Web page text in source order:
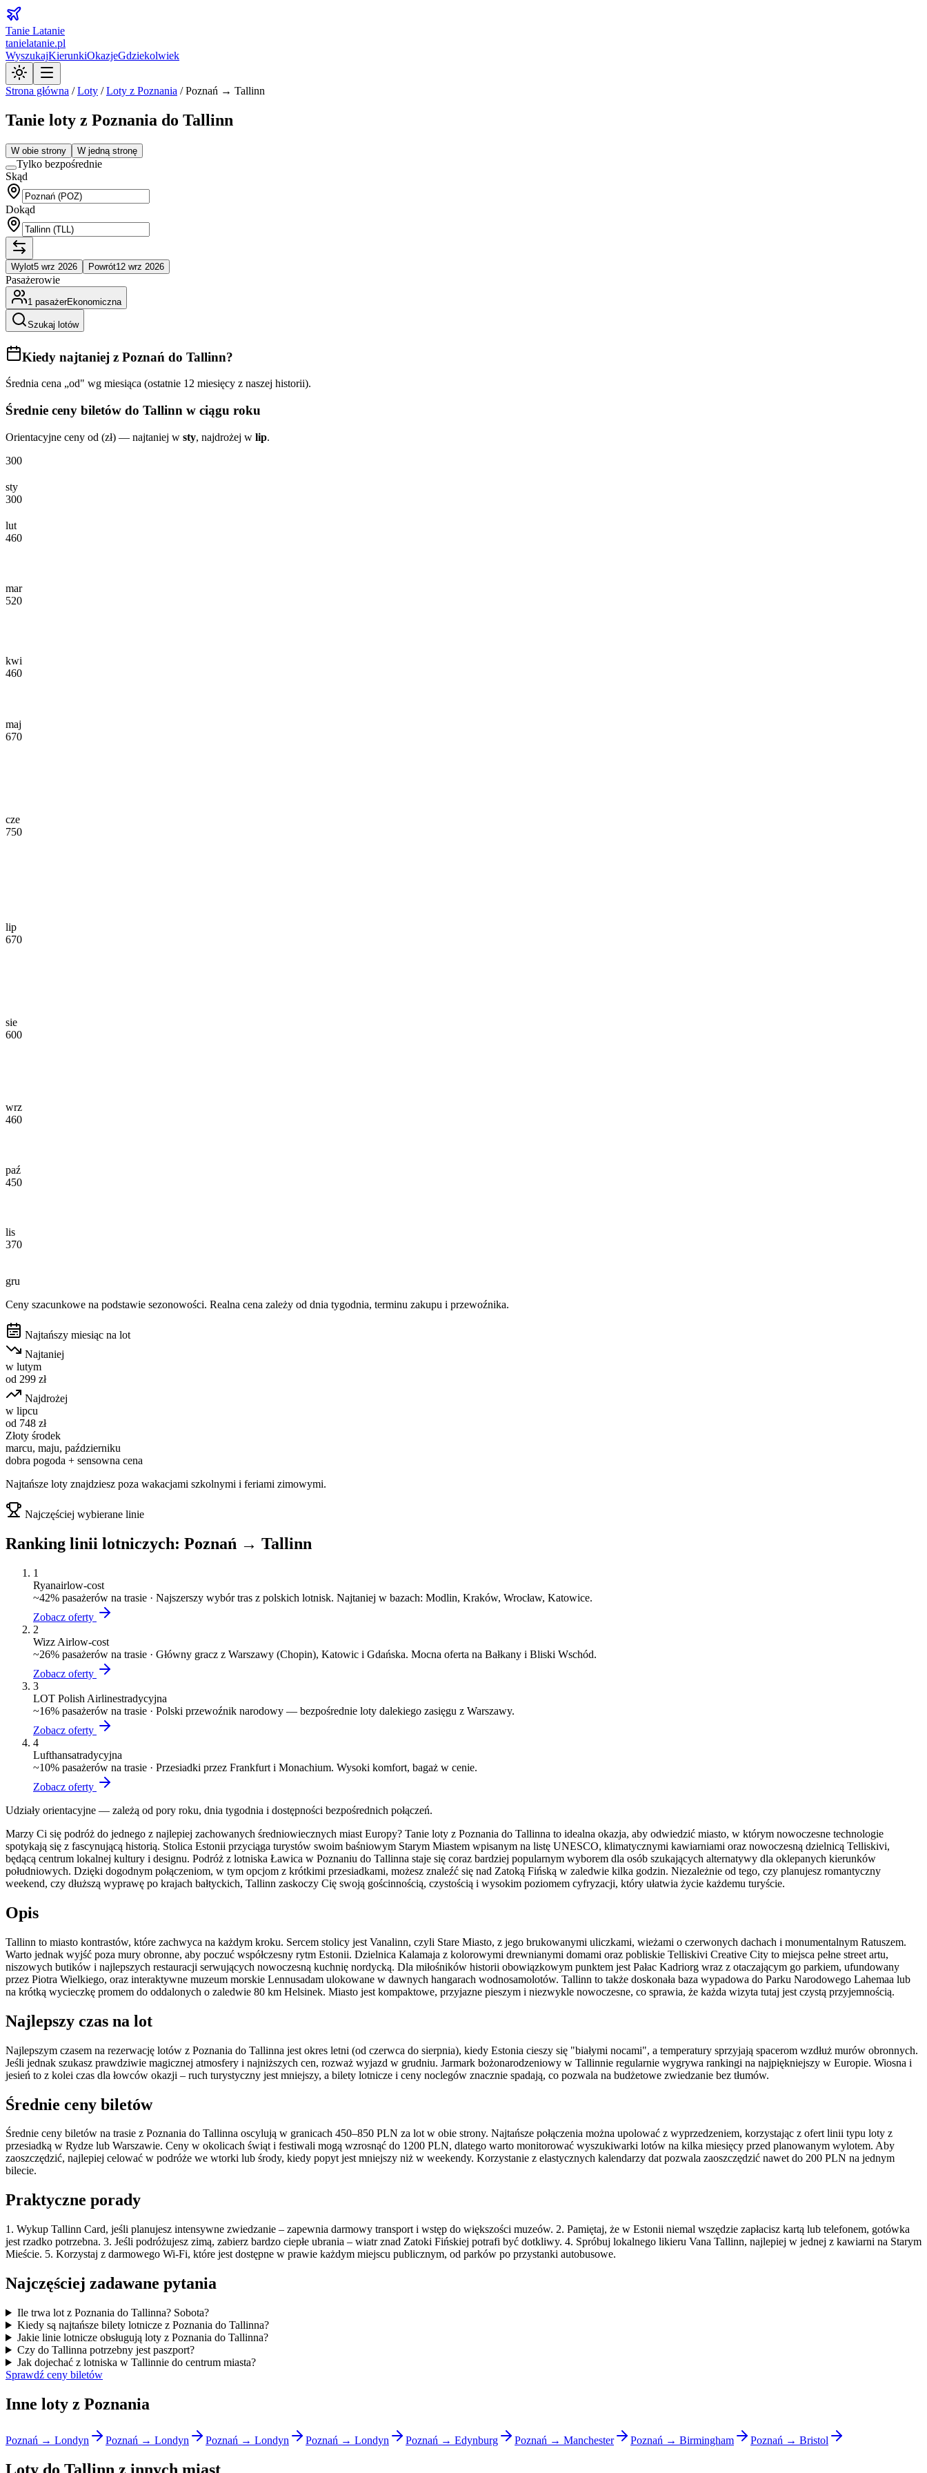
Tanie Latanie
tanielatanie.pl
WyszukajKierunkiOkazjeGdziekolwiek
Strona główna /Loty /Loty z Poznania /Poznań → Tallinn
Tanie loty z Poznania do Tallinn
W obie strony W jedną stronę
Tylko bezpośrednie
Skąd
Dokąd
Wylot5 wrz 2026 Powrót12 wrz 2026
Pasażerowie
1 pasażerEkonomiczna
Szukaj lotów
Kiedy najtaniej z Poznań do Tallinn?
Średnia cena „od" wg miesiąca (ostatnie 12 miesięcy z naszej historii).
Średnie ceny biletów do Tallinn w ciągu roku
Orientacyjne ceny od (zł) — najtaniej w sty, najdrożej w lip.
300
sty
300
lut
460
mar
520
kwi
460
maj
670
cze
750
lip
670
sie
600
wrz
460
paź
450
lis
370
gru
Ceny szacunkowe na podstawie sezonowości. Realna cena zależy od dnia tygodnia, terminu zakupu i przewoźnika.
Najtańszy miesiąc na lot
Najtaniej
w lutym
od 299 zł
Najdrożej
w lipcu
od 748 zł
Złoty środek
marcu, maju, październiku
dobra pogoda + sensowna cena
Najtańsze loty znajdziesz poza wakacjami szkolnymi i feriami zimowymi.
Najczęściej wybierane linie
Ranking linii lotniczych: Poznań → Tallinn
1
Ryanairlow-cost
~42% pasażerów na trasie · Najszerszy wybór tras z polskich lotnisk. Najtaniej w bazach: Modlin, Kraków, Wrocław, Katowice.
Zobacz oferty
2
Wizz Airlow-cost
~26% pasażerów na trasie · Główny gracz z Warszawy (Chopin), Katowic i Gdańska. Mocna oferta na Bałkany i Bliski Wschód.
Zobacz oferty
3
LOT Polish Airlinestradycyjna
~16% pasażerów na trasie · Polski przewoźnik narodowy — bezpośrednie loty dalekiego zasięgu z Warszawy.
Zobacz oferty
4
Lufthansatradycyjna
~10% pasażerów na trasie · Przesiadki przez Frankfurt i Monachium. Wysoki komfort, bagaż w cenie.
Zobacz oferty
Udziały orientacyjne — zależą od pory roku, dnia tygodnia i dostępności bezpośrednich połączeń.
Marzy Ci się podróż do jednego z najlepiej zachowanych średniowiecznych miast Europy? Tanie loty z Poznania do Tallinna to idealna okazja, aby odwiedzić miasto, w którym nowoczesne technologie
spotykają się z fascynującą historią. Stolica Estonii przyciąga turystów swoim baśniowym Starym Miastem wpisanym na listę UNESCO, klimatycznymi kawiarniami oraz nowoczesną dzielnicą Telliskivi,
będącą centrum lokalnej kultury i designu. Podróż z lotniska Ławica w Poznaniu do Tallinna staje się coraz bardziej popularnym wyborem dla osób szukających alternatywy dla oklepanych kierunków
południowych. Dzięki dogodnym połączeniom, w tym opcjom z krótkimi przesiadkami, możesz znaleźć się nad Zatoką Fińską w zaledwie kilka godzin. Niezależnie od tego, czy planujesz romantyczny
weekend, czy dłuższą wyprawę po krajach bałtyckich, Tallinn zaskoczy Cię swoją gościnnością, czystością i wysokim poziomem cyfryzacji, który ułatwia życie każdemu turyście.
Opis
Tallinn to miasto kontrastów, które zachwyca na każdym kroku. Sercem stolicy jest Vanalinn, czyli Stare Miasto, z jego brukowanymi uliczkami, wieżami o czerwonych dachach i monumentalnym Ratuszem.
Warto jednak wyjść poza mury obronne, aby poczuć współczesny rytm Estonii. Dzielnica Kalamaja z kolorowymi drewnianymi domami oraz pobliskie Telliskivi Creative City to miejsca pełne street artu,
niszowych butików i najlepszych restauracji serwujących nowoczesną kuchnię nordycką. Dla miłośników historii obowiązkowym punktem jest Pałac Kadriorg wraz z otaczającym go parkiem, ufundowany
przez Piotra Wielkiego, oraz interaktywne muzeum morskie Lennusadam ulokowane w dawnych hangarach wodnosamolotów. Tallinn to także doskonała baza wypadowa do Parku Narodowego Lahemaa lub
na krótką wycieczkę promem do oddalonych o zaledwie 80 km Helsinek. Miasto jest kompaktowe, przyjazne pieszym i niezwykle nowoczesne, co sprawia, że każda wizyta tutaj jest czystą przyjemnością.
Najlepszy czas na lot
Najlepszym czasem na rezerwację lotów z Poznania do Tallinna jest okres letni (od czerwca do sierpnia), kiedy Estonia cieszy się "białymi nocami", a temperatury sprzyjają spacerom wzdłuż murów obronnych.
Jeśli jednak szukasz prawdziwie magicznej atmosfery i najniższych cen, rozważ wyjazd w grudniu. Jarmark bożonarodzeniowy w Tallinnie regularnie wygrywa rankingi na najpiękniejszy w Europie. Wiosna i
jesień to z kolei czas dla łowców okazji – ruch turystyczny jest mniejszy, a bilety lotnicze i ceny noclegów znacznie spadają, co pozwala na budżetowe zwiedzanie bez tłumów.
Średnie ceny biletów
Średnie ceny biletów na trasie z Poznania do Tallinna oscylują w granicach 450–850 PLN za lot w obie strony. Najtańsze połączenia można upolować z wyprzedzeniem, korzystając z ofert linii typu loty z
przesiadką w Rydze lub Warszawie. Ceny w okolicach świąt i festiwali mogą wzrosnąć do 1200 PLN, dlatego warto monitorować wyszukiwarki lotów na kilka miesięcy przed planowanym wylotem. Aby
zaoszczędzić, najlepiej celować w podróże we wtorki lub środy, kiedy popyt jest mniejszy niż w weekendy. Korzystanie z elastycznych kalendarzy dat pozwala zaoszczędzić nawet do 200 PLN na jednym
bilecie.
Praktyczne porady
1. Wykup Tallinn Card, jeśli planujesz intensywne zwiedzanie – zapewnia darmowy transport i wstęp do większości muzeów. 2. Pamiętaj, że w Estonii niemal wszędzie zapłacisz kartą lub telefonem, gotówka
jest rzadko potrzebna. 3. Jeśli podróżujesz zimą, zabierz bardzo ciepłe ubrania – wiatr znad Zatoki Fińskiej potrafi być dotkliwy. 4. Spróbuj lokalnego likieru Vana Tallinn, najlepiej w jednej z kawiarni na Starym
Mieście. 5. Korzystaj z darmowego Wi-Fi, które jest dostępne w prawie każdym miejscu publicznym, od parków po przystanki autobusowe.
Najczęściej zadawane pytania
Ile trwa lot z Poznania do Tallinna? Sobota?
Kiedy są najtańsze bilety lotnicze z Poznania do Tallinna?
Jakie linie lotnicze obsługują loty z Poznania do Tallinna?
Czy do Tallinna potrzebny jest paszport?
Jak dojechać z lotniska w Tallinnie do centrum miasta?
Sprawdź ceny biletów
Inne loty z Poznania
Poznań → Londyn Poznań → Londyn Poznań → Londyn Poznań → Londyn Poznań → Edynburg Poznań → Manchester Poznań → Birmingham Poznań → Bristol
Loty do Tallinn z innych miast